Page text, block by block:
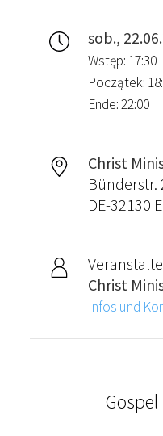
sob.,
Wstęp: 17:30
Początek:
Ende: 22:00
Christ
Bünderstr.
DE-32130
Christ
Infos und
Gospel